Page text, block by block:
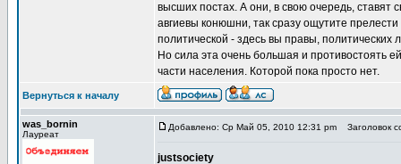
высших постах. А они, в свою очередь, ставят
авгиевы конюшни, так сразу ощутите
политической - здесь вы правы, политических
Но сила эта очень большая и противостоять
части населения. Которой пока просто нет.
Вернуться к началу
was_bornin
Лауреат
Добавлено: Ср Май 05, 2010 12:31 pm Заголовок
justsociety